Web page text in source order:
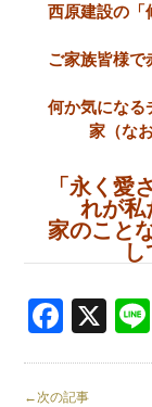
西原建設の「
ご家族皆様で
何か気になる
家（な
「永く愛
れが私
家のこと
X
←次の記事